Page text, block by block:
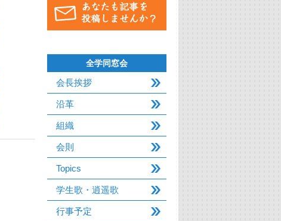
全学同窓会
会長挨拶
沿革
組織
会則
Topics
学生歌・逍遥歌
行事予定